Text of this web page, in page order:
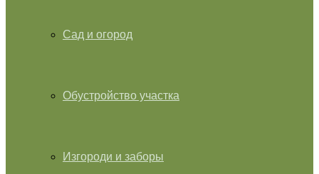
Сад и огород
Обустройство участка
Изгороди и заборы